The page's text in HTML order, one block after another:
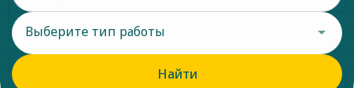
Выберите тип работы
Найти